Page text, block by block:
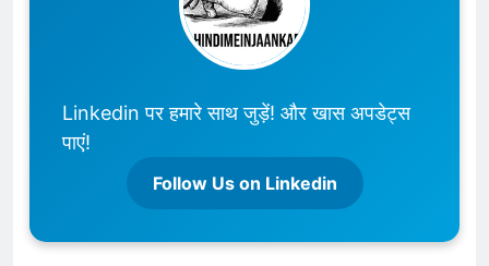
Linkedin पर हमारे साथ जुड़ें! और खास अपडेट्स
पाएं!
Follow Us on Linkedin